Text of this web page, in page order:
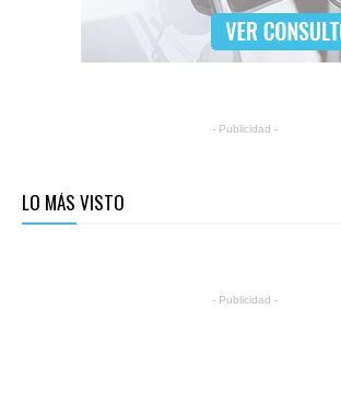
- Publicidad -
LO MÁS VISTO
- Publicidad -